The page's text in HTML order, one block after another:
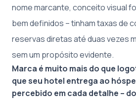
nome marcante, conceito visual
bem definidos – tinham taxas de
reservas diretas até duas vezes
sem um propósito evidente.
Marca é muito mais do que
que seu hotel entrega ao
percebido em cada detalhe –